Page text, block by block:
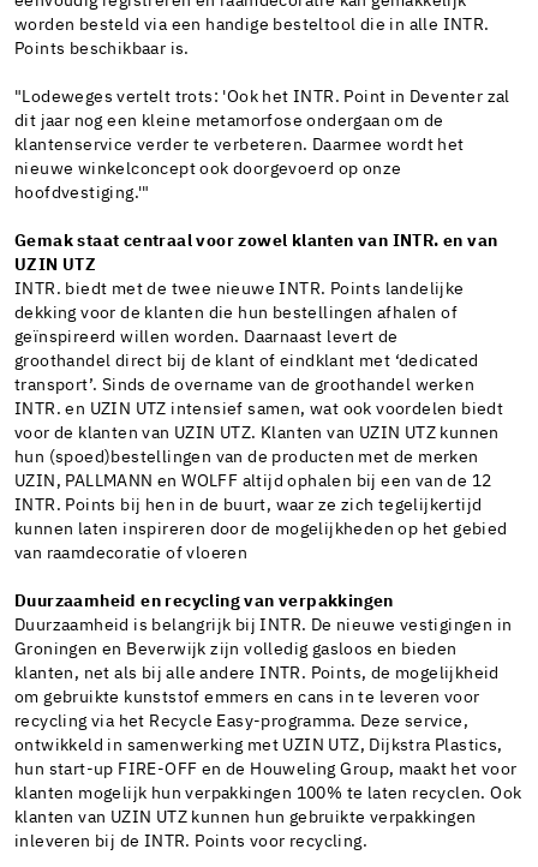
worden besteld via een handige besteltool die in alle INTR.
Points beschikbaar is.
"Lodeweges vertelt trots: 'Ook het INTR. Point in Deventer zal
dit jaar nog een kleine metamorfose ondergaan om de
klantenservice verder te verbeteren. Daarmee wordt het
nieuwe winkelconcept ook doorgevoerd op onze
hoofdvestiging.'"
Gemak staat centraal voor zowel klanten van INTR. en van
UZIN UTZ
INTR. biedt met de twee nieuwe INTR. Points landelijke
dekking voor de klanten die hun bestellingen afhalen of
geïnspireerd willen worden. Daarnaast levert de
groothandel direct bij de klant of eindklant met ‘dedicated
transport’. Sinds de overname van de groothandel werken
INTR. en UZIN UTZ intensief samen, wat ook voordelen biedt
voor de klanten van UZIN UTZ. Klanten van UZIN UTZ kunnen
hun (spoed)bestellingen van de producten met de merken
UZIN, PALLMANN en WOLFF altijd ophalen bij een van de 12
INTR. Points bij hen in de buurt, waar ze zich tegelijkertijd
kunnen laten inspireren door de mogelijkheden op het gebied
van raamdecoratie of vloeren
Duurzaamheid en recycling van verpakkingen
Duurzaamheid is belangrijk bij INTR. De nieuwe vestigingen in
Groningen en Beverwijk zijn volledig gasloos en bieden
klanten, net als bij alle andere INTR. Points, de mogelijkheid
om gebruikte kunststof emmers en cans in te leveren voor
recycling via het Recycle Easy-programma. Deze service,
ontwikkeld in samenwerking met UZIN UTZ, Dijkstra Plastics,
hun start-up FIRE-OFF en de Houweling Group, maakt het voor
klanten mogelijk hun verpakkingen 100% te laten recyclen. Ook
klanten van UZIN UTZ kunnen hun gebruikte verpakkingen
inleveren bij de INTR. Points voor recycling.